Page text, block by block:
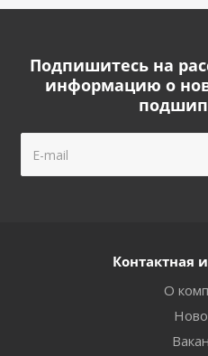
Подпишитесь на
информацию о
Контактная
О